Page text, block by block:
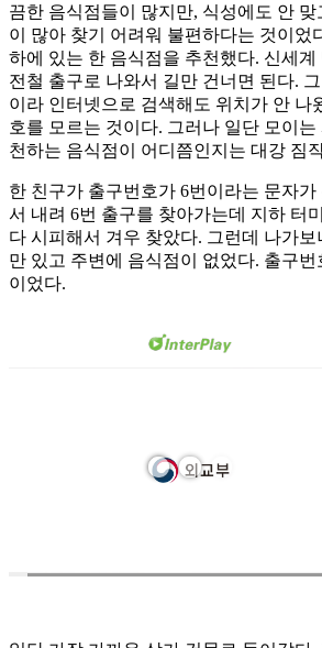
끔한 음식점들이 많지만, 식성에도 안
이 많아 찾기 어려워 불편하다는 것이었
하에 있는 한 음식점을 추천했다. 신세
전철 출구로 나와서 길만 건너면 된다.
이라 인터넷으로 검색해도 위치가 안 나
호를 모르는 것이다. 그러나 일단 모이
천하는 음식점이 어디쯤인지는 대강 짐
한 친구가 출구번호가 6번이라는 문자가
서 내려 6번 출구를 찾아가는데 지하 터
다 시피해서 겨우 찾았다. 그런데 나가
만 있고 주변에 음식점이 없었다. 출구번
이었다.